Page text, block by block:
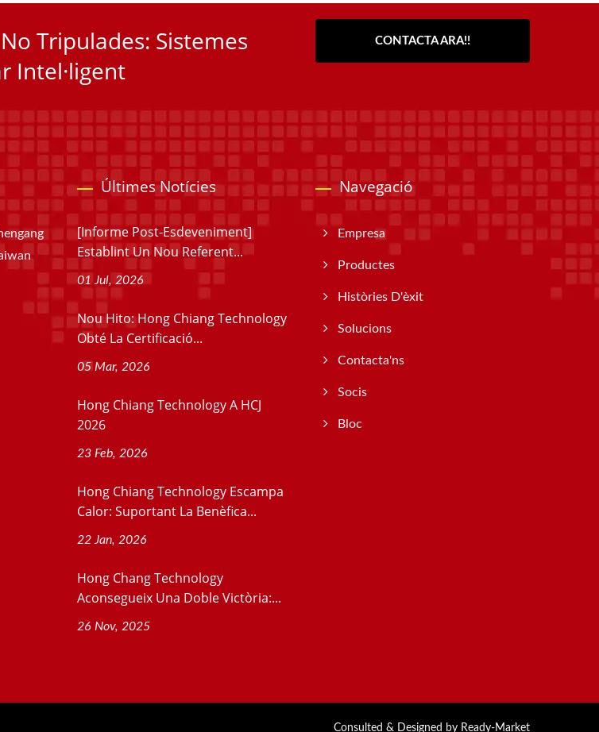
Tripulades: Sistemes
Intel·ligent
CONTACTA ARA!!
Últimes Notícies
[Informe Post-Esdeveniment]
Establint Un Nou Referent...
01 Jul, 2026
Nou Hito: Hong Chiang Technology
Obté La Certificació...
05 Mar, 2026
Hong Chiang Technology A HCJ
2026
23 Feb, 2026
Hong Chiang Technology Escampa
Calor: Suportant La Benèfica...
22 Jan, 2026
Hong Chang Technology
Aconsegueix Una Doble Victòria:...
26 Nov, 2025
Navegació
Empresa
Productes
Històries D'èxit
Solucions
Contacta'ns
Socis
Bloc
Consulted & Designed by Ready-Market